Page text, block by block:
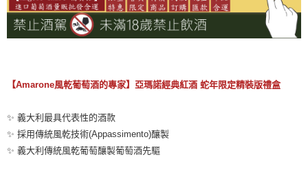
【Amarone風乾葡萄酒的專家】亞瑪諾經典紅酒 蛇年限定精裝版禮盒
✨ 義大利最具代表性的酒款
✨ 採用傳統風乾技術(Appassimento)釀製
✨ 義大利傳統風乾葡萄釀製葡萄酒先驅